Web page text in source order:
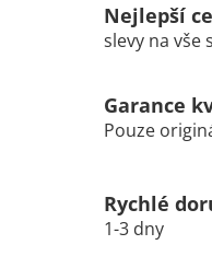
Nejlepší
slevy na vše
Garance
Pouze
Rychlé
1-3 dny